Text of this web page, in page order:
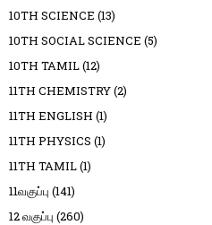
10TH SCIENCE (13)
10TH SOCIAL SCIENCE (5)
10TH TAMIL(12)
11TH CHEMISTRY(2)
11TH ENGLISH (1)
11TH PHYSICS (1)
11TH TAMIL(1)
11வகுப்பு (141)
12 வகுப்பு (260)